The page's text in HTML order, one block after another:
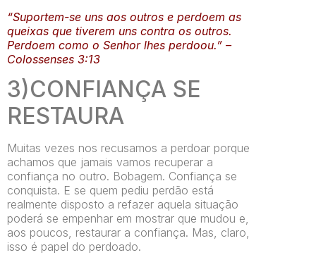
“Suportem-se uns aos outros e perdoem as
queixas que tiverem uns contra os outros.
Perdoem como o Senhor lhes perdoou.” –
Colossenses 3:13
3)CONFIANÇA SE
RESTAURA
Muitas vezes nos recusamos a perdoar porque
achamos que jamais vamos recuperar a
confiança no outro. Bobagem. Confiança se
conquista. E se quem pediu perdão está
realmente disposto a refazer aquela situação
poderá se empenhar em mostrar que mudou e,
aos poucos, restaurar a confiança. Mas, claro,
isso é papel do perdoado.